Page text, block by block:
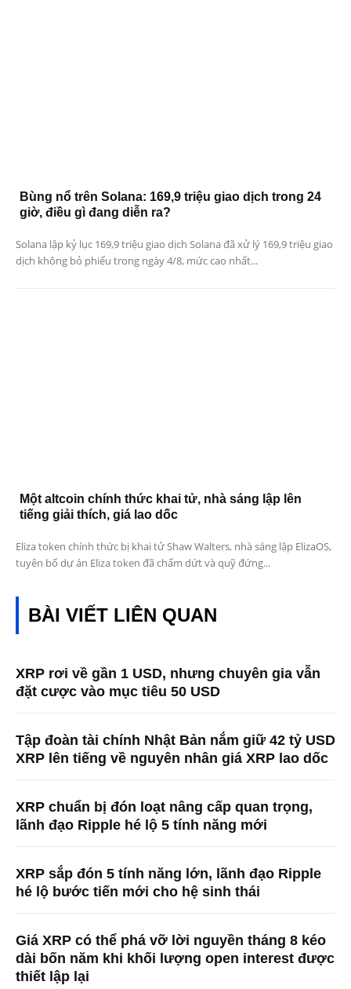
Bùng nổ trên Solana: 169,9 triệu giao dịch trong 24
giờ, điều gì đang diễn ra?
Solana lập kỷ lục 169,9 triệu giao dịch Solana đã xử lý 169,9 triệu giao
dịch không bỏ phiếu trong ngày 4/8, mức cao nhất...
Một altcoin chính thức khai tử, nhà sáng lập lên
tiếng giải thích, giá lao dốc
Eliza token chính thức bị khai tử Shaw Walters, nhà sáng lập ElizaOS,
tuyên bố dự án Eliza token đã chấm dứt và quỹ đứng...
BÀI VIẾT LIÊN QUAN
XRP rơi về gần 1 USD, nhưng chuyên gia vẫn
đặt cược vào mục tiêu 50 USD
Tập đoàn tài chính Nhật Bản nắm giữ 42 tỷ USD
XRP lên tiếng về nguyên nhân giá XRP lao dốc
XRP chuẩn bị đón loạt nâng cấp quan trọng,
lãnh đạo Ripple hé lộ 5 tính năng mới
XRP sắp đón 5 tính năng lớn, lãnh đạo Ripple
hé lộ bước tiến mới cho hệ sinh thái
Giá XRP có thể phá vỡ lời nguyền tháng 8 kéo
dài bốn năm khi khối lượng open interest được
thiết lập lại